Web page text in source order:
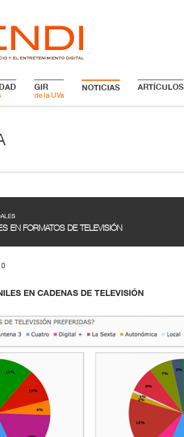
GIR
de la UVa
NOTICIAS ARTÍCULOS
EN FORMATOS DE TELEVISIÓN
EN CADENAS DE TELEVISIÓN